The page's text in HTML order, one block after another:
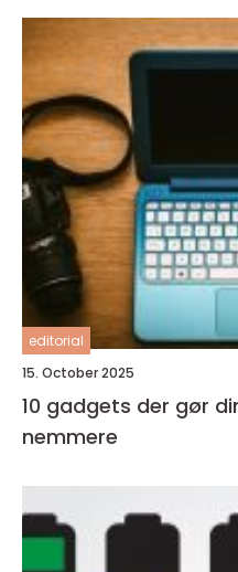
editorial
15. October 2025
10 gadgets der gør
nemmere